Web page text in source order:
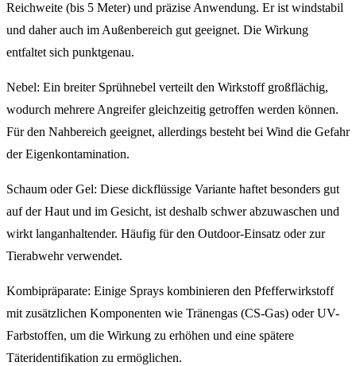
Reichweite (bis 5 Meter) und präzise Anwendung. Er ist windstabil
und daher auch im Außenbereich gut geeignet. Die Wirkung
entfaltet sich punktgenau.
Nebel: Ein breiter Sprühnebel verteilt den Wirkstoff großflächig,
wodurch mehrere Angreifer gleichzeitig getroffen werden können.
Für den Nahbereich geeignet, allerdings besteht bei Wind die Gefahr
der Eigenkontamination.
Schaum oder Gel: Diese dickflüssige Variante haftet besonders gut
auf der Haut und im Gesicht, ist deshalb schwer abzuwaschen und
wirkt langanhaltender. Häufig für den Outdoor-Einsatz oder zur
Tierabwehr verwendet.
Kombipräparate: Einige Sprays kombinieren den Pfefferwirkstoff
mit zusätzlichen Komponenten wie Tränengas (CS-Gas) oder UV-
Farbstoffen, um die Wirkung zu erhöhen und eine spätere
Täteridentifikation zu ermöglichen.